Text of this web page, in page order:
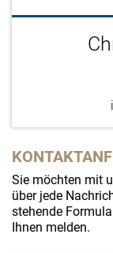
Sie möchten mit
über jede
stehende
Ihnen melden.